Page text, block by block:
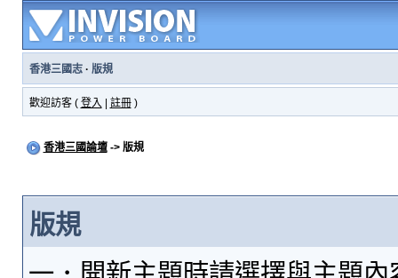
香港三國志· 版規
歡迎訪客 ( 登入 註冊)
香港三國論壇-> 版規
版規